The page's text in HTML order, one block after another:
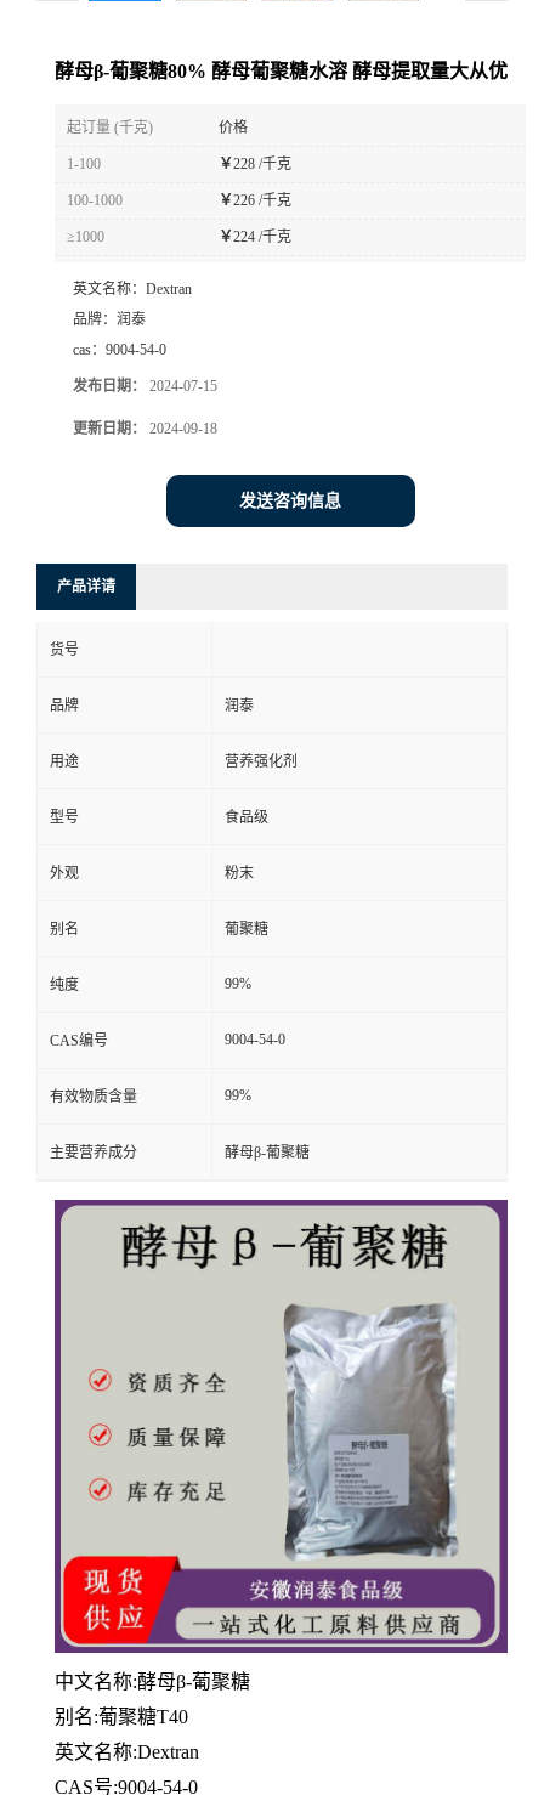
酵母β-葡聚糖80% 酵母葡聚糖水溶 酵母提取量大从优
起订量 (千克) 价格
1-100 ￥228 /千克
100-1000 ￥226 /千克
≥1000 ￥224 /千克
英文名称： Dextran
品牌： 润泰
cas： 9004-54-0
发布日期： 2024-07-15
更新日期： 2024-09-18
发送咨询信息
产品详请
货号
品牌 润泰
用途 营养强化剂
型号 食品级
外观 粉末
别名 葡聚糖
纯度 99%
CAS编号 9004-54-0
有效物质含量 99%
主要营养成分 酵母β-葡聚糖
中文名称:酵母β-葡聚糖
别名:葡聚糖T40
英文名称:Dextran
CAS号:9004-54-0